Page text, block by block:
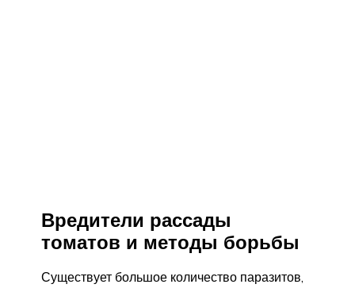
Вредители рассады
томатов и методы борьбы
Существует большое количество паразитов,